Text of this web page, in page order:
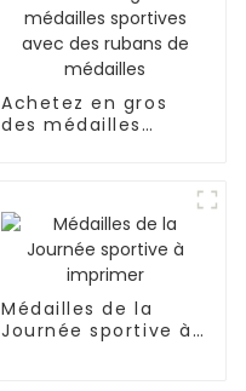
Achetez en gros
des médailles
Médailles de la
Journée sportive à